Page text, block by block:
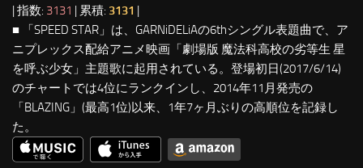
| 指数: 3131 | 累積: 3131 |
■ 「SPEED STAR」は、GARNiDELiAの6thシングル表題曲で、ア
ニプレックス配給アニメ映画「劇場版 魔法科高校の劣等生 星
を呼ぶ少女」主題歌に起用されている。登場初日(2017/6/14)
のチャートでは4位にランクインし、2014年11月発売の
「BLAZING」(最高1位)以来、1年7ヶ月ぶりの高順位を記録し
た。